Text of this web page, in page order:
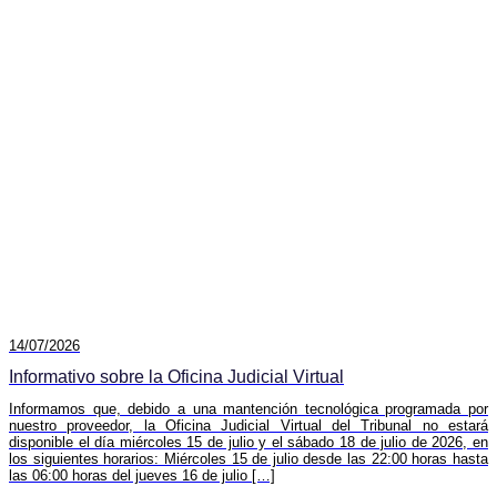
14/07/2026
Informativo sobre la Oficina Judicial Virtual
Informamos que, debido a una mantención tecnológica programada por
nuestro proveedor, la Oficina Judicial Virtual del Tribunal no estará
disponible el día miércoles 15 de julio y el sábado 18 de julio de 2026, en
los siguientes horarios: Miércoles 15 de julio desde las 22:00 horas hasta
las 06:00 horas del jueves 16 de julio […]